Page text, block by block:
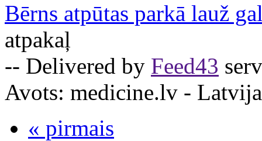
Bērns atpūtas parkā lauž
atpakaļ
-- Delivered by Feed43
Avots: medicine.lv -
« pirmais